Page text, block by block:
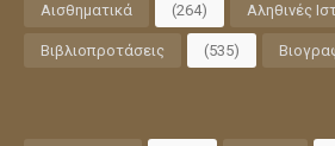
Αισθηματικά (264) Αληθινές
Βιβλιοπροτάσεις (535)